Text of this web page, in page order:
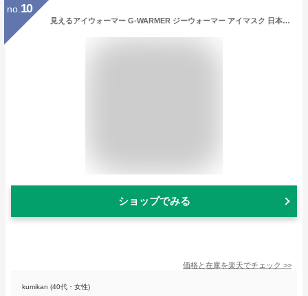
no. 10
見えるアイウォーマー G-WARMER ジーウォーマー アイマスク 日本製 疲れ目 安眠 男性用 女性用 快適グッズ 有限会社ジーンスレッド 佐賀県 送料無料
ショップでみる
価格と在庫を楽天でチェック >>
kumikan (40代・女性)